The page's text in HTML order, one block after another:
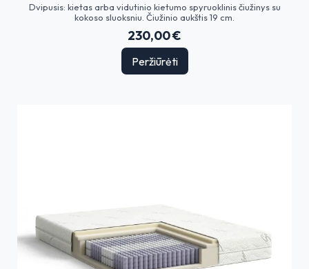
Dvipusis: kietas arba vidutinio kietumo spyruoklinis čiužinys su
kokoso sluoksniu. Čiužinio aukštis 19 cm.
230,00 €
Peržiūrėti